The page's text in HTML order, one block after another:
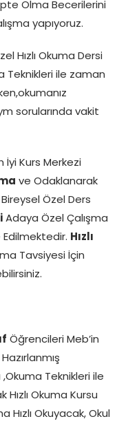
Olma Becerilerini
yapıyoruz.
Hızlı Okuma Dersi
Teknikleri ile zaman
sorularında vakit
İyi Kurs Merkezi
ve Odaklanarak
Özel Ders
Adaya Özel Çalışma
Edilmektedir. Hızlı
Tavsiyesi İçin
Öğrencileri Meb’in
,Okuma Teknikleri ile
Okuma Kursu
Hızlı Okuyacak, Okul